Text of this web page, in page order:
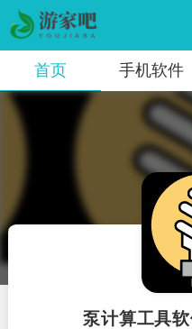
首页 手机软件
泵计算工具